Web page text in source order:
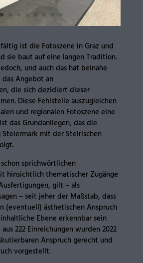
ist die Fotoszene in Graz und
sie baut auf eine langen Tradition.
und auch das hat beinahe
Angebot an
die sich dezidiert dieser
Diese Fehlstelle auszugleichen
und regionalen Fotoszene eine
das Grundanliegen, das die
mit der Steirischen
sprichwörtlichen
hinsichtlich thematischer Zugänge
gilt – als
– seit jeher der Maßstab, dass
(eventuell) ästhetischen Anspruch
Ebene erkennbar sein
aus 222 Einreichungen wurden 2022
Anspruch gerecht und
vorgestellt.